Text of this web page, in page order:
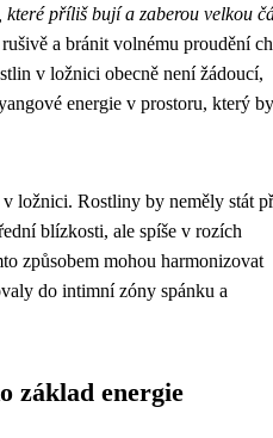
příliš bují a zaberou velkou
a bránit volnému proudění
v ložnici obecně není žádoucí,
energie v prostoru, který by
ložnici. Rostliny by neměly stát
blízkosti, ale spíše v rozích
způsobem mohou harmonizovat
do intimní zóny spánku a
základ energie